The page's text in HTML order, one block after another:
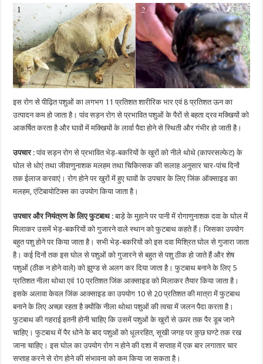
इस रोग से पीढ़ित पशुओं का लगभग 11 प्रतिशत शारीरिक भार एवं 8 प्रतिशत ऊन का
उत्पादन कम हो जाता है। पांव सड़न रोग से प्रभावित पशुओं के पैरों से बहता द्रव मक्खियों को
आकर्षित करता है और घावों में मक्खियों के लार्वा पैदा होने से स्थिती और गंभीर हो जाती है।
उपचार: पांव सड़न रोग से प्रभावित भेड़-बकरियों के खुरों को नीले थोथे (कापरसल्फेट) के
घोल से धोएं तथा जीवाणुनाशक मलहम तथा चिकित्सक की सलाह अनुसार चार-पांच दिनों
तक ईलाज करवाएं। रोग होने पर खुरों में हुए घावों के उपचार के लिए जिंक ऑक्साइड का
मलहम, एंटिबायोटिक्स का उपयोग किया जाता है।
उपचार और नियंत्रण के लिए फुटबाथ: बाड़े के मुहाने पर पानी में रोगाणुनाशक दवा के घोल में
मिलाकर उसमें भेड़-बकरियों को गुजारने वाले स्थान को फुटबाथ कहते हैं। जिसका उपयोग
बहुत पशु होने पर किया जाता है। सभी भेड़-बकरियों को इस दवा मिश्रित घोल से गुजारा जाता
है। कई दिनों तक इस घोल से पशुओं को गुजारने से बहुत से पशु ठीक हो जाते हैं और शेष
पशुओं (ठीक न होने वाले) को झुण्ड से अलग कर दिया जाता है। फुटबाथ बनाने के लिए 5
प्रतिशत नीला थोथा एवं 10 प्रतिशत जिंक आक्साइड को मिलाकर तैयार किया जाता है।
इसके अलावा केवल जिंक आक्साइड का उपयोग 10 से 20 प्रतिशत की मात्रा में फुटबाथ
बनाने के लिए अच्छा रहता है क्योंकि नीला थोथा पशुओं की त्वचा में जलन पैदा करता है।
फुटबाथ की गहराई इतनी होनी चाहिए कि उसमें पशुओं के खुरों से ऊपर तक पैर डूब जाने
चाहिए। फुटबाथ में पैर धोने के बाद पशुओं को धूलरहित, सूखी जगह पर कुछ घण्टे तक रख
जाना चाहिए। इस घोल का उपयोग रोग न होने की दशा में सप्ताह में एक बार लगातार चार
सप्ताह करने से रोग होने की संभावना को कम किया जा सकता है।